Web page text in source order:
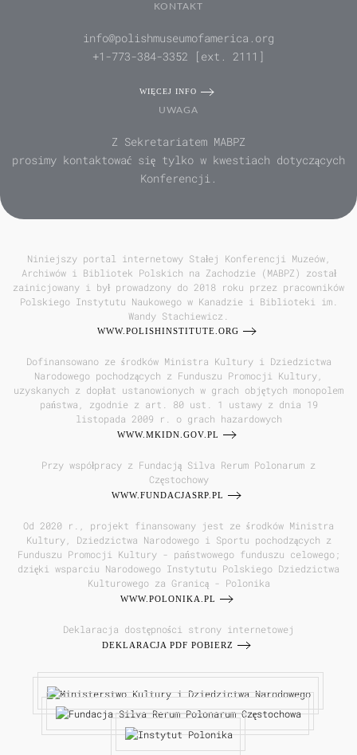
KONTAKT
info@polishmuseumofamerica.org
+1-773-384-3352 [ext. 2111]
WIĘCEJ INFO
UWAGA
Z Sekretariatem MABPZ
prosimy kontaktować się tylko w kwestiach dotyczących
Konferencji.
Niniejszy portal internetowy Stałej Konferencji Muzeów,
Archiwów i Bibliotek Polskich na Zachodzie (MABPZ) został
zainicjowany i był prowadzony do 2018 roku przez pracowników
Polskiego Instytutu Naukowego w Kanadzie i Biblioteki im.
Wandy Stachiewicz.
WWW.POLISHINSTITUTE.ORG
Dofinansowano ze środków Ministra Kultury i Dziedzictwa
Narodowego pochodzących z Funduszu Promocji Kultury,
uzyskanych z dopłat ustanowionych w grach objętych monopolem
państwa, zgodnie z art. 80 ust. 1 ustawy z dnia 19
listopada 2009 r. o grach hazardowych
WWW.MKIDN.GOV.PL
Przy współpracy z Fundacją Silva Rerum Polonarum z
Częstochowy
WWW.FUNDACJASRP.PL
Od 2020 r., projekt finansowany jest ze środków Ministra
Kultury, Dziedzictwa Narodowego i Sportu pochodzących z
Funduszu Promocji Kultury - państwowego funduszu celowego;
dzięki wsparciu Narodowego Instytutu Polskiego Dziedzictwa
Kulturowego za Granicą - Polonika
WWW.POLONIKA.PL
Deklaracja dostępności strony internetowej
DEKLARACJA PDF POBIERZ